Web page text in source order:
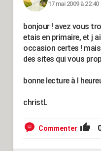
17 mai 2009 à 22:40
bonjour ! avez vous
etais en primaire, et j
occasion certes !
des sites qui vous
bonne lecture à l
christL
Commenter